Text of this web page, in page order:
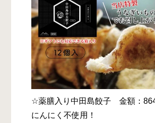
☆薬膳入り中田島餃子 金額：
にんにく不使用！